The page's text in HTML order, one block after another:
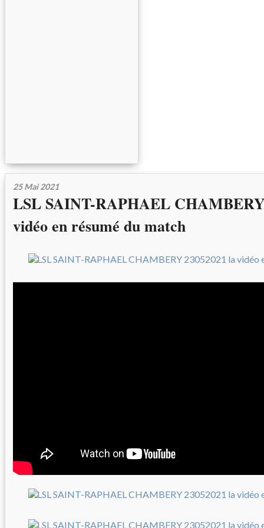
25 Mai 2021
LSL SAINT-RAPHAEL CHAMBERY
vidéo en résumé du match